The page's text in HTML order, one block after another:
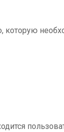
которую